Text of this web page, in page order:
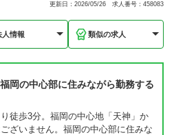
更新日：2026/05/26 求人番号：458083
人情報 類似の求人
岡の中心部に住みながら勤務する
徒歩3分。福岡の中心地「天神」か
ざいません。福岡の中心部に住みな